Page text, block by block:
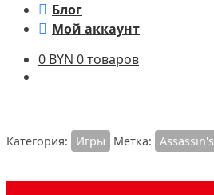
Блог
Мой аккаунт
0 BYN 0 товаров
Категория: Игры Метка: Assassin's